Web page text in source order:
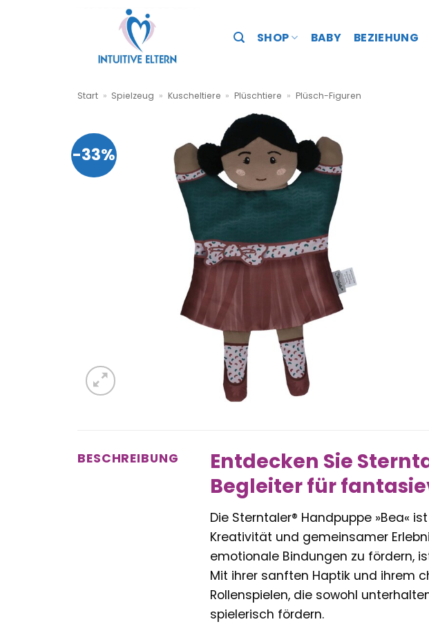
SHOP BABY BEZIEHUNG
Start » Spielzeug » Kuscheltiere » Plüschtiere » Plüsch-Figuren
-33%
BESCHREIBUNG
Entdecken Sie
Begleiter für
Die Sterntaler® Handpuppe »Bea«
Kreativität und gemeinsamer
emotionale Bindungen zu fördern,
Mit ihrer sanften Haptik und ihrem
Rollenspielen, die sowohl
spielerisch fördern.